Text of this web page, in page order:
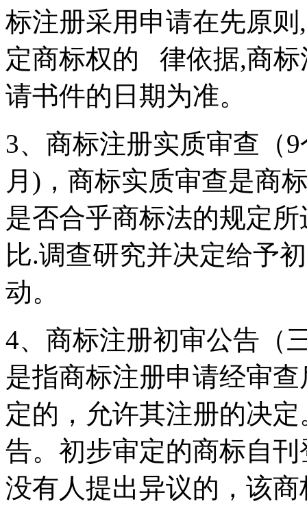
标注册采用申请在先原
定商标权的 律依据,商标
请书件的日期为准。
3、商标注册实质审查（
月)，商标实质审查是商
是否合乎商标法的规定
比.调查研究并决定给予
动。
4、商标注册初审公告（
是指商标注册申请经审
定的，允许其注册的决
告。初步审定的商标自
没有人提出异议的，该